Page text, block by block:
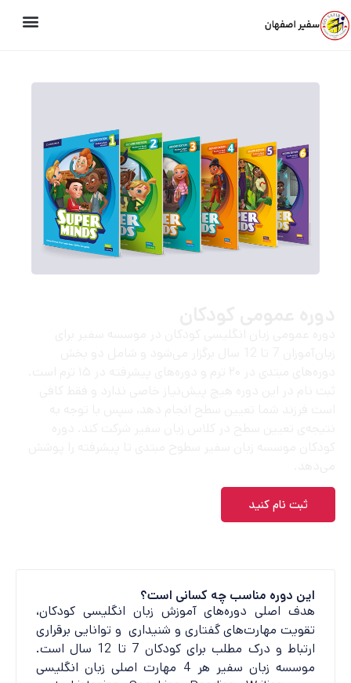
ثبت نام کنید
این دوره مناسب چه کسانی است؟
هدف اصلی دوره‌های آموزش زبان انگلیسی کودکان،
تقویت مهارت‌های گفتاری و شنیداری و توانایی برقراری
ارتباط و درک مطلب برای کودکان 7 تا 12 سال است.
موسسه زبان سفیر هر 4 مهارت اصلی زبان انگلیسی